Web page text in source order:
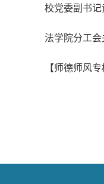
校党委副书
法学院分工会
【师德师风